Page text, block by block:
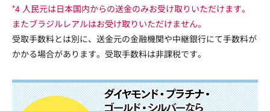
*4 人民元は日本国内からの送金のみお受け取りいただけます。
またブラジルレアルはお受け取りいただけません。
受取手数料とは別に、送金元の金融機関や中継銀行にて手数料が
かかる場合があります。受取手数料は非課税です。